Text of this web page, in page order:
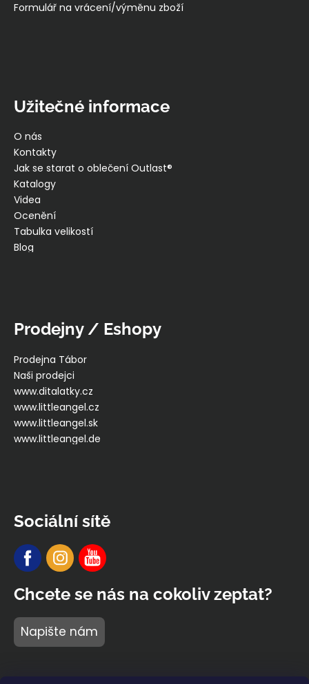
Formulář na vrácení/výměnu zboží
Užitečné informace
O nás
Kontakty
Jak se starat o oblečení Outlast®
Katalogy
Videa
Ocenění
Tabulka velikostí
Blog
Prodejny / Eshopy
Prodejna Tábor
Naši prodejci
www.ditalatky.cz
www.littleangel.cz
www.littleangel.sk
www.littleangel.de
Sociální sítě
Chcete se nás na cokoliv zeptat?
Napište nám